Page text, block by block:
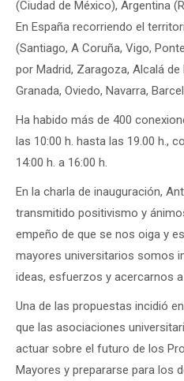
(Ciudad de México), Argentina
En España recorriendo el
(Santiago, A Coruña, Vigo,
por Madrid, Zaragoza, Alcalá
Granada, Oviedo, Navarra,
Ha habido más de 400
las 10:00 h. hasta las 19.00 h.,
14:00 h. a 16:00 h.
En la charla de inauguración,
transmitido positivismo y
empeño de que se nos oiga y
mayores universitarios somos
ideas, esfuerzos y acercarnos
Una de las propuestas incidió
que las asociaciones
actuar sobre el futuro de los
Mayores y prepararse para los